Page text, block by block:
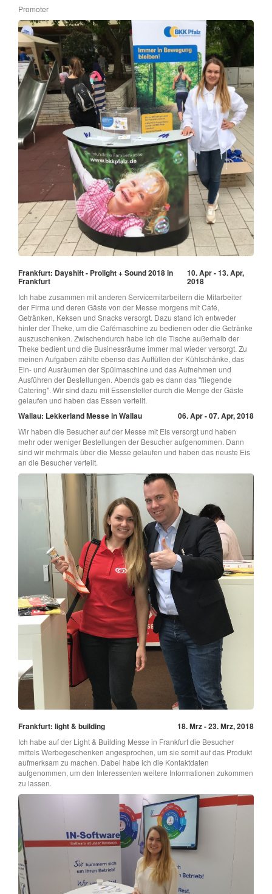
Promoter
Frankfurt: Dayshift - Prolight + Sound 2018 in
Frankfurt
10. Apr - 13. Apr,
2018
Ich habe zusammen mit anderen Servicemitarbeitern die Mitarbeiter
der Firma und deren Gäste von der Messe morgens mit Café,
Getränken, Keksen und Snacks versorgt. Dazu stand ich entweder
hinter der Theke, um die Cafémaschine zu bedienen oder die Getränke
auszuschenken. Zwischendurch habe ich die Tische außerhalb der
Theke bedient und die Businessräume immer mal wieder versorgt. Zu
meinen Aufgaben zählte ebenso das Auffüllen der Kühlschänke, das
Ein- und Ausräumen der Spülmaschine und das Aufnehmen und
Ausführen der Bestellungen. Abends gab es dann das "fliegende
Catering". Wir sind dazu mit Essensteller durch die Menge der Gäste
gelaufen und haben das Essen verteilt.
Wallau: Lekkerland Messe in Wallau 06. Apr - 07. Apr, 2018
Wir haben die Besucher auf der Messe mit Eis versorgt und haben
mehr oder weniger Bestellungen der Besucher aufgenommen. Dann
sind wir mehrmals über die Messe gelaufen und haben das neuste Eis
an die Besucher verteilt.
Frankfurt: light & building 18. Mrz - 23. Mrz, 2018
Ich habe auf der Light & Building Messe in Frankfurt die Besucher
mittels Werbegeschenken angesprochen, um sie somit auf das Produkt
aufmerksam zu machen. Dabei habe ich die Kontaktdaten
aufgenommen, um den Interessenten weitere Informationen zukommen
zu lassen.